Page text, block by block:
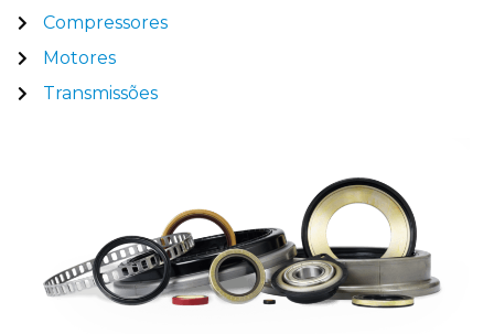
Compressores
Motores
Transmissões